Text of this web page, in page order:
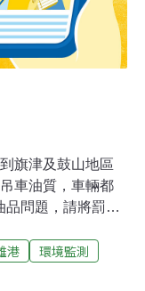
旗津及鼓山地區
車油質，車輛都
品問題，請將罰單
務局所屬機具所
合格的，其餘碼
港
環境監測